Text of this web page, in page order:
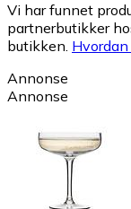
Vi har funnet
partnerbutikker
butikken.
Annonse
Annonse